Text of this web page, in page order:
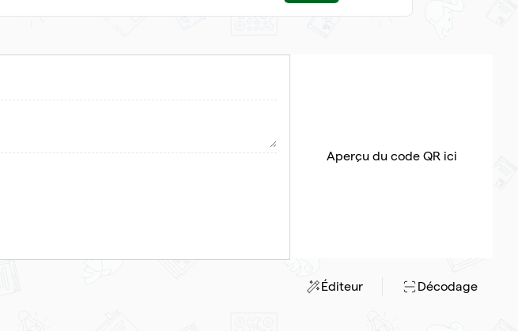
Aperçu du code QR ici
Éditeur Décodage